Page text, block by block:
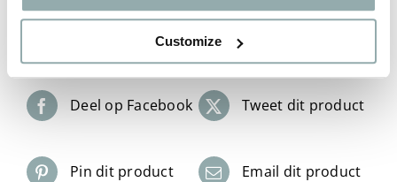
Customize
Deel op Facebook Tweet dit product
Pin dit product Email dit product